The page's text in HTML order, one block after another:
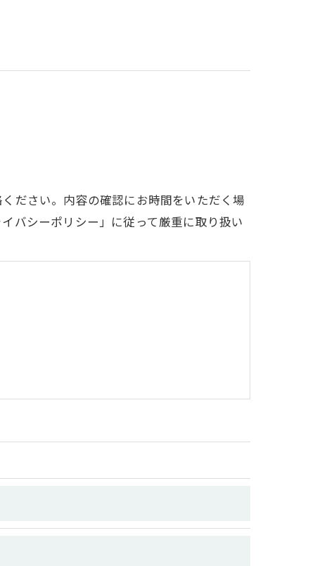
ださい。内容の確認にお時間をいただく場
バシーポリシー」に従って厳重に取り扱い